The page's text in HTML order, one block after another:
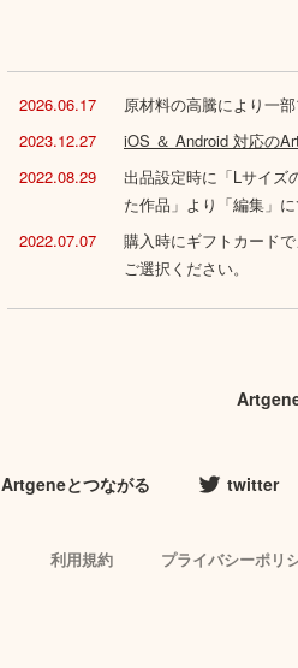
2026.06.17 原材料の高騰により一
2023.12.27
iOS ＆ Android 対応の
2022.08.29
出品設定時に「Lサイズ
た作品」より「編集」に
2022.07.07
購入時にギフトカード
ご選択ください。
Artgeneとつながる twitter
利用規約 プライバシーポリ